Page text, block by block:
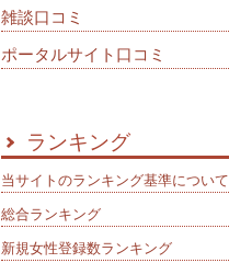
雑談口コミ
ポータルサイト口コミ
ランキング
当サイトのランキング基準について
総合ランキング
新規女性登録数ランキング